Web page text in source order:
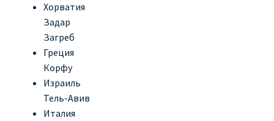
Хорватия
Задар
Загреб
Греция
Корфу
Израиль
Тель-Авив
Италия